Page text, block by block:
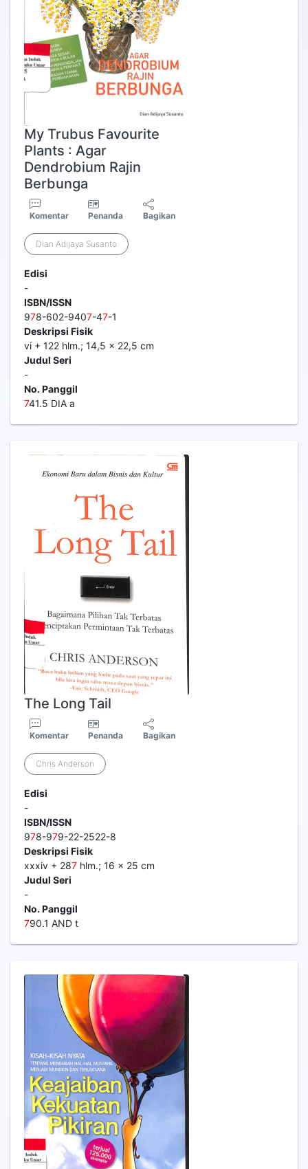
My Trubus Favourite
Plants : Agar
Dendrobium Rajin
Berbunga
Komentar Penanda Bagikan
Dian Adijaya Susanto
Edisi
-
ISBN/ISSN
978-602-9407-47-1
Deskripsi Fisik
vi + 122 hlm.; 14,5 x 22,5 cm
Judul Seri
-
No. Panggil
741.5 DIA a
The Long Tail
Komentar Penanda Bagikan
Chris Anderson
Edisi
-
ISBN/ISSN
978-979-22-2522-8
Deskripsi Fisik
xxxiv + 287 hlm.; 16 x 25 cm
Judul Seri
-
No. Panggil
790.1 AND t